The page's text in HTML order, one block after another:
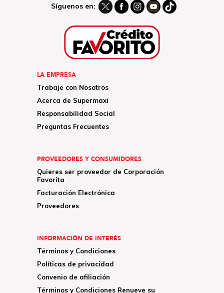
Síguenos en:
LA EMPRESA
Trabaje con Nosotros
Acerca de Supermaxi
Responsabilidad Social
Preguntas Frecuentes
PROVEEDORES Y CONSUMIDORES
Quieres ser proveedor de Corporación
Favorita
Facturación Electrónica
Proveedores
INFORMACIÓN DE INTERÉS
Términos y Condiciones
Políticas de privacidad
Convenio de afiliación
Términos y Condiciones Renueve su